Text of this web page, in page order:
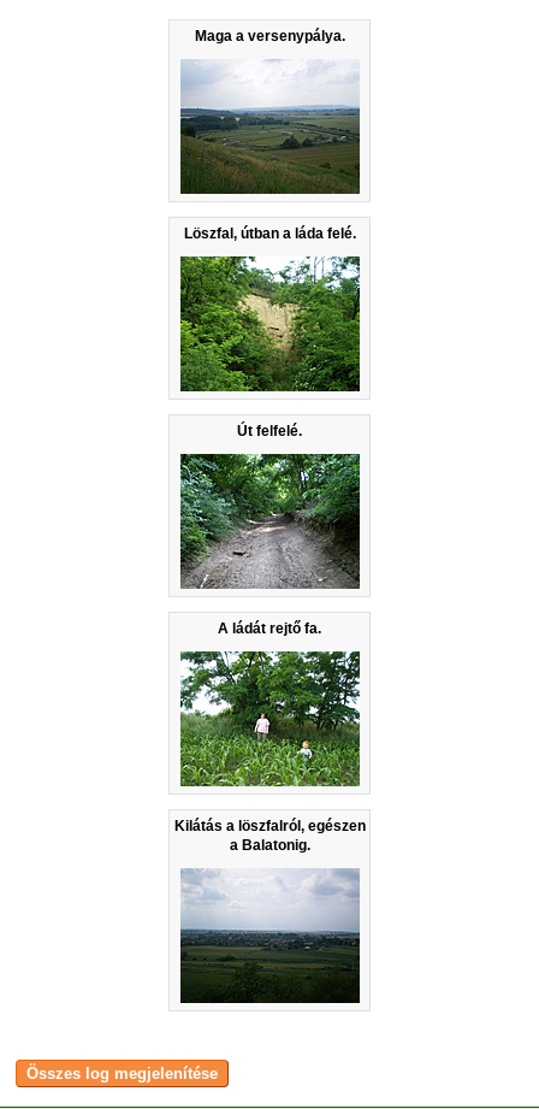
Maga a versenypálya.
Löszfal, útban a láda felé.
Út felfelé.
A ládát rejtő fa.
Kilátás a löszfalról, egészen
a Balatonig.